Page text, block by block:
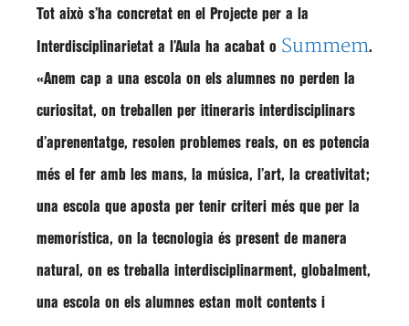
Tot això s’ha concretat en el Projecte per a la
Interdisciplinarietat a l’Aula ha acabat o Summem.
«Anem cap a una escola on els alumnes no perden la
curiositat, on treballen per itineraris interdisciplinars
d’aprenentatge, resolen problemes reals, on es potencia
més el fer amb les mans, la música, l’art, la creativitat;
una escola que aposta per tenir criteri més que per la
memorística, on la tecnologia és present de manera
natural, on es treballa interdisciplinarment, globalment,
una escola on els alumnes estan molt contents i